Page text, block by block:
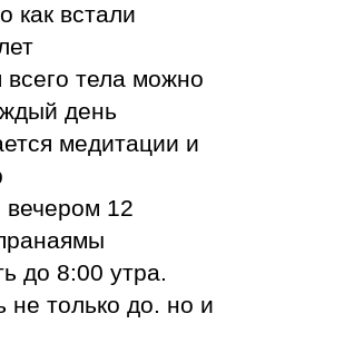
как встали
всего тела можно
день
медитации и
вечером 12
до 8:00 утра.
не только до. но и